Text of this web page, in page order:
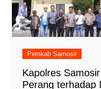
Pemkab Samosir
Kapolres
Perang terhadap